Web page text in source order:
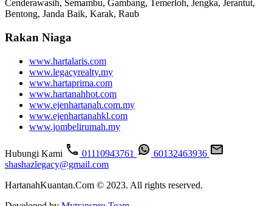
Cenderawasih, Semambu, Gambang, Temerloh, Jengka, Jerantut,
Bentong, Janda Baik, Karak, Raub
Rakan Niaga
www.hartalaris.com
www.legacyrealty.my
www.hartaprima.com
www.hartanahhot.com
www.ejenhartanah.com.my
www.ejenhartanahkl.com
www.jombelirumah.my
Hubungi Kami 01110943761
60132463936
shashazlegacy@gmail.com
HartanahKuantan.Com © 2023. All rights reserved.